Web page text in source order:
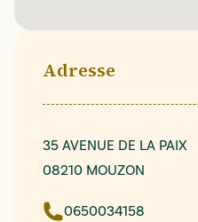
Adresse
35 AVENUE DE LA PAIX
08210 MOUZON
0650034158